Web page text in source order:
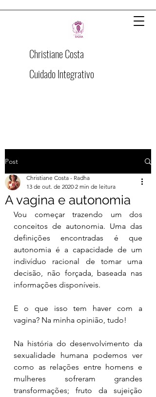
Christiane Costa
Cuidado Integrativo
Post
A vagina e autonomia
Christiane Costa - Radha
13 de out. de 2020 2 min de leitura
Vou começar trazendo um dos
conceitos de autonomia. Uma das
definições encontradas é que
autonomia é a capacidade de um
indivíduo racional de tomar uma
decisão, não forçada, baseada nas
informações disponíveis.
E o que isso tem haver com a
vagina? Na minha opinião, tudo!
Na história do desenvolvimento da
sexualidade humana podemos ver
como as relações entre homens e
mulheres sofreram grandes
transformações; fruto da sujeição